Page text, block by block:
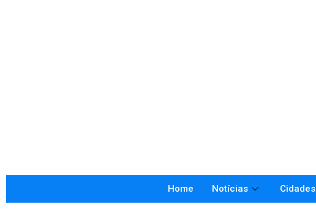
Home Notícias Cidades